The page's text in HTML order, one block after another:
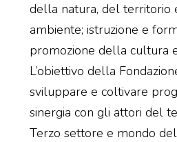
della natura, del territorio
ambiente; istruzione e
promozione della cultura
L’obiettivo della
sviluppare e coltivare
sinergia con gli attori del
Terzo settore e mondo